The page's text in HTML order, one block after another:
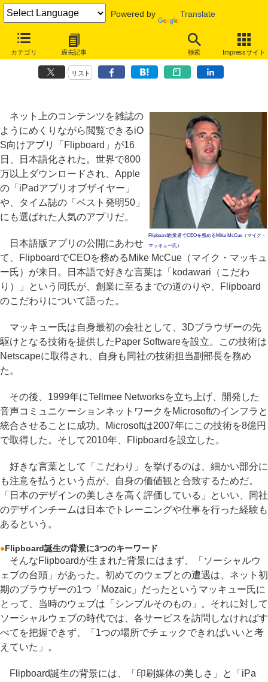
Powered by Translate
カテゴリ 過去記事 検索 Impressサイト
800万DLの人気アプリ「Flipboard」ができるまで、創業者の「こだわ
り」とは
リスト
Flipboard創業者でCEOを務めるMike McCue（マイク・
マッキュー氏）
ネット上のコンテンツを雑誌の
ようにめくりながら閲覧できるiO
S向けアプリ「Flipboard」が16
日、日本語化された。世界で800
万以上ダウンロードされ、Apple
の「iPadアプリオブザイヤー」
や、タイム誌の「ベスト発明50」
にも選ばれた人気のアプリだ。
日本語版アプリの公開にあわせ
て、FlipboardでCEOを務めるMike McCue（マイク・マッキュ
ー氏）が来日。日本語で好きな言葉は「kodawari（こだわ
り）」という同氏が、創業に至るまでの道のりや、Flipboard
のこだわりについて語った。
マッキュー氏は自身最初の会社として、3Dブラウザーの先
駆けとなる技術を提供したPaper Softwareを設立。この技術は
Netscapeに取得され、自身も同社の技術担当副部長を務め
た。
その後、1999年にTellmee Networksを立ち上げ、開発した
音声コミュニケーションネットワークをMicrosoftのインフラと
統合させることに成功。Microsoftは2007年にこの技術を8億円
で取得した。そして2010年、Flipboardを設立した。
好きな言葉として「こだわり」を挙げるのは、細かい部分に
も注意を払うという点が、自身の価値観と合致するためだ。
「日本のデザインの美しさを高く評価している」といい、同社
のデザインチームは日本でトレーニングや仕事を行った経験も
あるという。
●Flipboard誕生の背景に3つのキーワード
そんなFlipboardが生まれた背景にはまず、「ソーシャルウ
ェブの台頭」があった。初めてのウェブとの遭遇は、ネット初
期のブラウザーの1つ「Mozaic」だったというマッキュー氏に
とって、当時のウェブは「シンプルそのもの」。それに対して
ソーシャルウェブの時代では、各サービスを訪問しなければす
べてを把握できず、「1つの場所でチェックできればいいと考
えていた」。
Flipboard誕生の背景には、「印刷媒体の美しさ」と「iPa